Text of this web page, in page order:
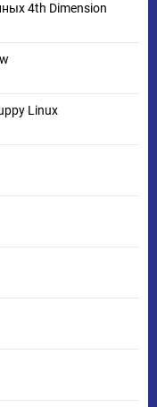
4th Dimension
Linux